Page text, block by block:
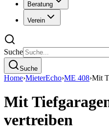
Beratung
Verein
Suche
Suche
Home›MieterEcho›ME 408›Mit
Mit
vertreiben